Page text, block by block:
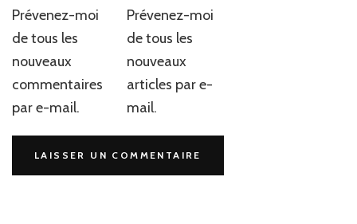
Prévenez-moi
de tous les
nouveaux
commentaires
par e-mail.
Prévenez-moi
de tous les
nouveaux
articles par e-
mail.